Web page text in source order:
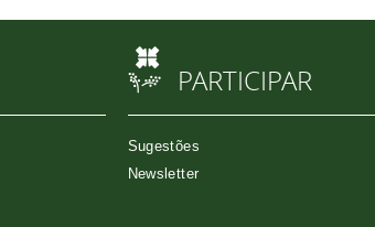
PARTICIPAR
Sugestões
Newsletter